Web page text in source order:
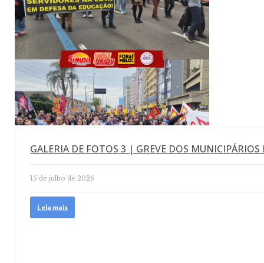
GALERIA DE FOTOS 3 | GREVE DOS MUNICIPÁRIOS
15 de julho de 2026
Leia mais